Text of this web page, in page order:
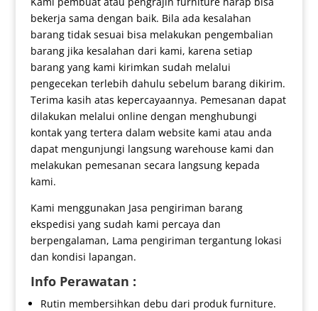
bekerja sama dengan baik. Bila ada kesalahan
barang tidak sesuai bisa melakukan pengembalian
barang jika kesalahan dari kami, karena setiap
barang yang kami kirimkan sudah melalui
pengecekan terlebih dahulu sebelum barang dikirim.
Terima kasih atas kepercayaannya. Pemesanan dapat
dilakukan melalui online dengan menghubungi
kontak yang tertera dalam website kami atau anda
dapat mengunjungi langsung warehouse kami dan
melakukan pemesanan secara langsung kepada
kami.
Kami menggunakan Jasa pengiriman barang
ekspedisi yang sudah kami percaya dan
berpengalaman, Lama pengiriman tergantung lokasi
dan kondisi lapangan.
Info Perawatan :
Rutin membersihkan debu dari produk furniture.